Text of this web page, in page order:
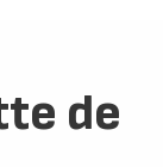
de